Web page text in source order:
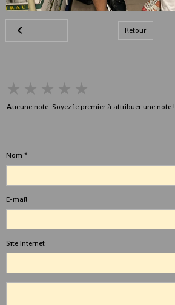
Retour
★ ★ ★ ★ ★
Aucune note. Soyez le premier à attribuer une note !
Nom
E-mail
Site Internet